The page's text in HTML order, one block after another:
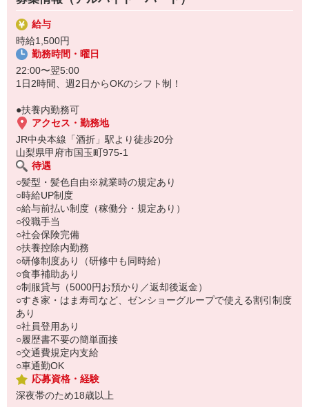
すばやく提供！
他にも、食材の調整や金銭管理、新しく入社したクルーの研修など
様々なお仕事があります。
セルフオーダー、セルフ会計で、現金の受け渡しはほとんどありま
せん。※一部店舗を除く
取り間違いもなく安心でスムーズ♪
マニュアルも用意していますので飲食店が初めての方でも大丈夫！
もちろん先輩クルーがしっかり教えてくれるので安心してくださ
い。
給与
時給1,500円
勤務時間・曜日
22:00〜翌5:00
1日2時間、週2日からOKのシフト制！
●扶養内勤務可
アクセス・勤務地
JR中央本線「酒折」駅より徒歩20分
山梨県甲府市国玉町975-1
待遇
○髪型・髪色自由※就業時の規定あり
○時給UP制度
○給与前払い制度（稼働分・規定あり）
○役職手当
○社会保険完備
○扶養控除内勤務
○研修制度あり（研修中も同時給）
○食事補助あり
○制服貸与（5000円お預かり／返却後返金）
○すき家・はま寿司など、ゼンショーグループで使える割引制度
あり
○社員登用あり
○履歴書不要の簡単面接
○交通費規定内支給
○車通勤OK
応募資格・経験
深夜帯のため18歳以上